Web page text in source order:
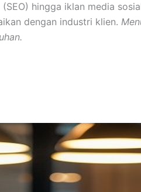
hingga iklan media
dengan industri klien.